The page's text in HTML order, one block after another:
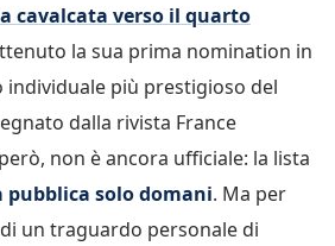
cavalcata verso il quarto
la sua prima nomination in
più prestigioso del
dalla rivista France
non è ancora ufficiale: la lista
pubblica solo domani. Ma per
un traguardo personale di